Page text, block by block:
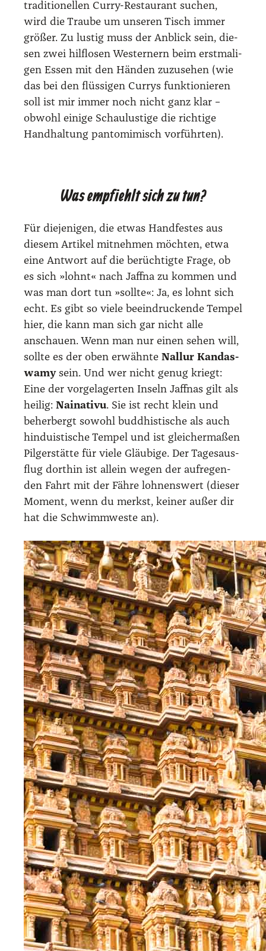
tra­di­tio­nel­len Cur­ry-Restau­rant suchen,
wird die Trau­be um unse­ren Tisch immer
grö­ßer. Zu lus­tig muss der Anblick sein, die­
sen zwei hilf­lo­sen Wes­ter­nern beim erst­ma­li­
gen Essen mit den Hän­den zuzu­se­hen (wie
das bei den flüs­si­gen Cur­rys funk­tio­nie­ren
soll ist mir immer noch nicht ganz klar –
obwohl eini­ge Schau­lus­ti­ge die rich­ti­ge
Hand­hal­tung pan­to­mi­misch vor­führ­ten).
Was empfiehlt sich zu tun?
Für die­je­ni­gen, die etwas Hand­fes­tes aus
die­sem Arti­kel mit­neh­men möch­ten, etwa
eine Ant­wort auf die berüch­tig­te Fra­ge, ob
es sich »lohnt« nach Jaff­na zu kom­men und
was man dort tun »soll­te«: Ja, es lohnt sich
echt. Es gibt so vie­le beein­dru­cken­de Tem­pel
hier, die kann man sich gar nicht alle
anschau­en. Wenn man nur einen sehen will,
soll­te es der oben erwähn­te Nal­lur Kan­das­
wa­mysein. Und wer nicht genug kriegt:
Eine der vor­ge­la­ger­ten Inseln Jaff­nas gilt als
hei­lig: Nai­na­ti­vu. Sie ist recht klein und
beher­bergt sowohl bud­dhis­ti­sche als auch
hin­du­is­ti­sche Tem­pel und ist glei­cher­ma­ßen
Pil­ger­stät­te für vie­le Gläu­bi­ge. Der Tages­aus­
flug dort­hin ist allein wegen der auf­re­gen­
den Fahrt mit der Fäh­re loh­nens­wert (die­ser
Moment, wenn du merkst, kei­ner außer dir
hat die Schwimm­wes­te an).